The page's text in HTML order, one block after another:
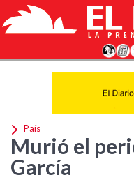
País
Murió el
García